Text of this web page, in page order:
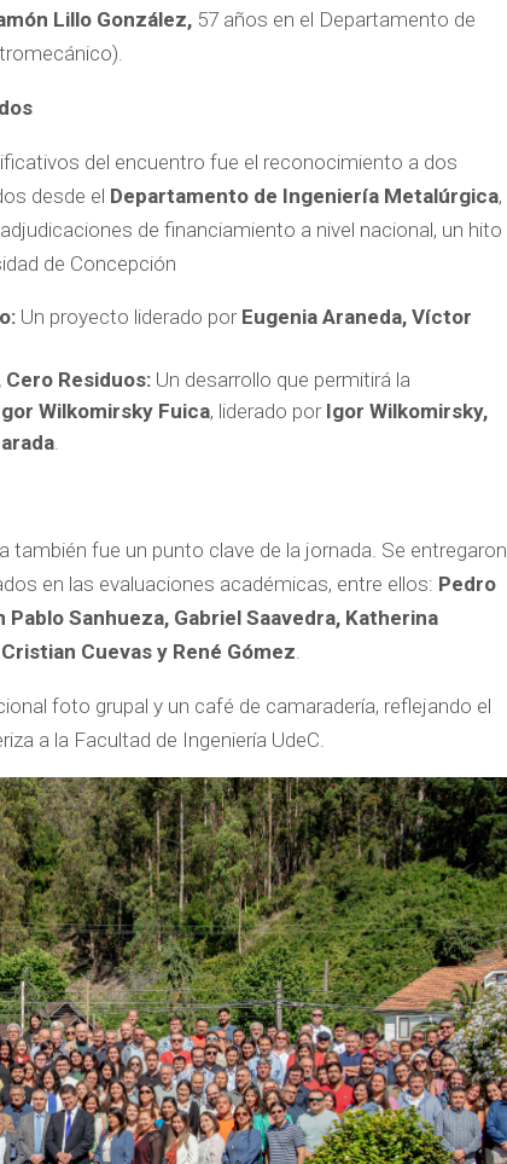
Lillo González, 57 años en el Departamento de
del encuentro fue el reconocimiento a dos
desde el Departamento de Ingeniería Metalúrgica,
de financiamiento a nivel nacional, un hito
de Concepción
Un proyecto liderado por Eugenia Araneda, Víctor
Residuos: Un desarrollo que permitirá la
Wilkomirsky Fuica, liderado por Igor Wilkomirsky,
.
también fue un punto clave de la jornada. Se entregaron
en las evaluaciones académicas, entre ellos: Pedro
Sanhueza, Gabriel Saavedra, Katherina
Cuevas y René Gómez.
foto grupal y un café de camaradería, reflejando el
a la Facultad de Ingeniería UdeC.